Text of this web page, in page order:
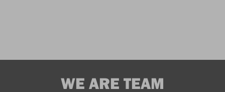
WE ARE TEAM